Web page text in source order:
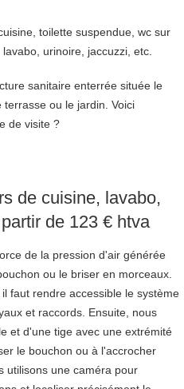
toilette suspendue, wc sur
urinoire, jaccuzzi, etc.
sanitaire enterrée située le
ou le jardin. Voici
de visite ?
de cuisine, lavabo,
de 123 € htva
de la pression d'air générée
ou le briser en morceaux.
faut rendre accessible le système
et raccords. Ensuite, nous
et d'une tige avec une extrémité
le bouchon ou à l'accrocher
utilisons une caméra pour